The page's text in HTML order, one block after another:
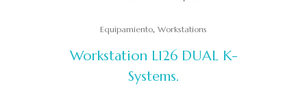
Equipamiento, Workstations
Workstation L126 DUAL K-
Systems.